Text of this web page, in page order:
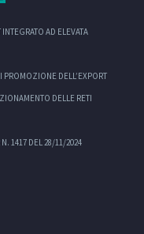
AD ELEVATA
DELL’EXPORT
DELLE RETI
1417 DEL 28/11/2024